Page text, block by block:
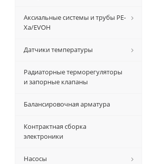
Аксиальные системы и трубы РЕ-
Ха/EVOH
Датчики температуры
Радиаторные терморегуляторы
и запорные клапаны
Балансировочная арматура
Контрактная сборка
электроники
Насосы